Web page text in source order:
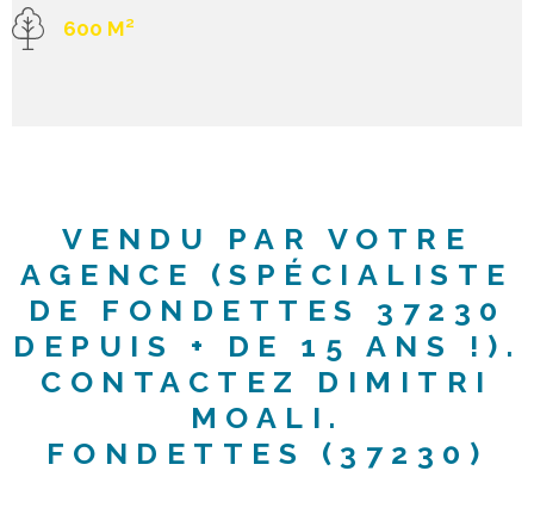
600 M²
VENDU PAR VOTRE
AGENCE (SPÉCIALISTE
DE FONDETTES 37230
DEPUIS + DE 15 ANS !).
CONTACTEZ DIMITRI
MOALI.
FONDETTES (37230)